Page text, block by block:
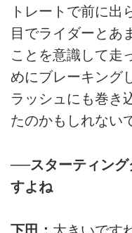
トレートで前に出
目でライダーとあ
ことを意識して走
めにブレーキング
ラッシュにも巻き
たのかもしれない
──スターティング
すよね